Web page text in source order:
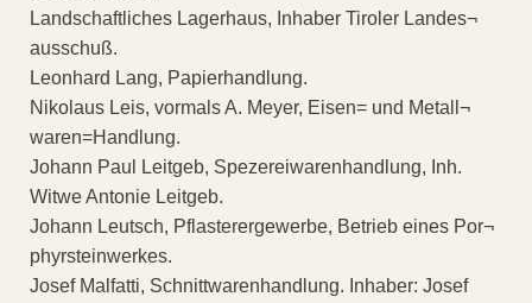
Landschaftliches Lagerhaus, Inhaber Tiroler Landes¬
ausschuß.
Leonhard Lang, Papierhandlung.
Nikolaus Leis, vormals A. Meyer, Eisen= und Metall¬
waren=Handlung.
Johann Paul Leitgeb, Spezereiwarenhandlung, Inh.
Witwe Antonie Leitgeb.
Johann Leutsch, Pflasterergewerbe, Betrieb eines Por¬
phyrsteinwerkes.
Josef Malfatti, Schnittwarenhandlung. Inhaber: Josef